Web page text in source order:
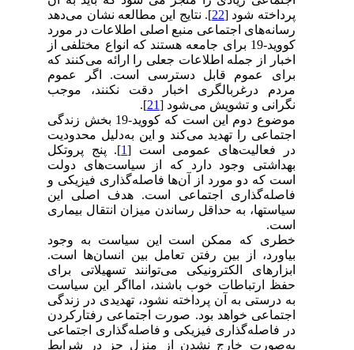
پرداخته شود [22]. نتایج این مطالعه نشان می‌دهد
رسانه‌های اجتماعی منبع اصلی اطلاعات در مورد
کووید-19 برای جامعه هستند که انواع مختلفی از
اخبار از جمله اطلاعات جعلی را ارائه می‌کنند که
برای عموم قابل دسترسی است. اگر عموم
مردم درغربالگری اخبار دقت نکنند، موجب
نگرانی و تشویش می‌شود [21
].
موضوع دوم این است که کووید-19 بخش زندگی
اجتماعی را تهدید می‌کند و این به‌دلیل محدودیت
در فعالیت‌های عمومی است [
1]. پنج پروتکل
بهداشتی وجود دارد که از سیاست‌های دولت
است که دو مورد از آن‌ها فاصله‌گذاری فیزیکی و
فاصله‌گذاری اجتماعی است. هدف اصلی این
سیاستها، به حداقل رساندن میزان انتقال بیماری
است.
خطری که ممکن است این سیاست به وجود
بیاورد، از بین رفتن تعامل بین انسان‌ها است.
ابزارهای الکترونیکی می‌توانند تسهیلاتی برای
حفظ ارتباطات خوب باشند، امااگر این سیاست
به درستی به آن پرداخته نشود، تهدیدی در زندگی
اجتماعی خواهد بود. صورت اجتماعی رفتارکردن
در فاصله‌گذاری فیزیکی و فاصله‌گذاری اجتماعی
به‌صورت خارج نشدن از منزل جز در شرایط